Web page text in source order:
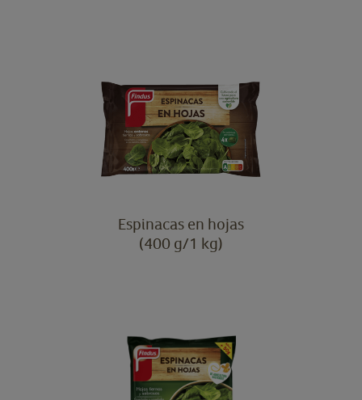
Espinacas en hojas
(400 g/1 kg)